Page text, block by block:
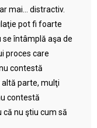
mai… distractiv.
pot fi foarte
întâmplă aşa de
proces care
contestă
parte, mulţi
contestă
nu ştiu cum să